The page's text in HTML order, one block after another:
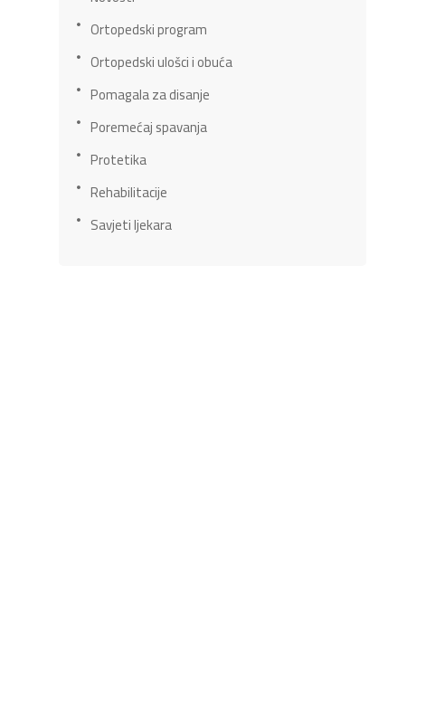
Ortopedski program
Ortopedski ulošci i obuća
Pomagala za disanje
Poremećaj spavanja
Protetika
Rehabilitacije
Savjeti ljekara